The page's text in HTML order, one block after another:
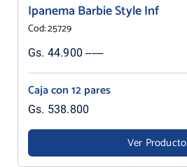
Ipanema Barbie Style Inf
Cod: 25729
Gs. 44.900 ------
Caja con 12 pares
Gs. 538.800
Ver Producto